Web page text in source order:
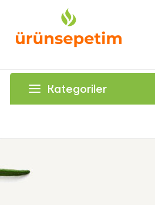
Kategoriler